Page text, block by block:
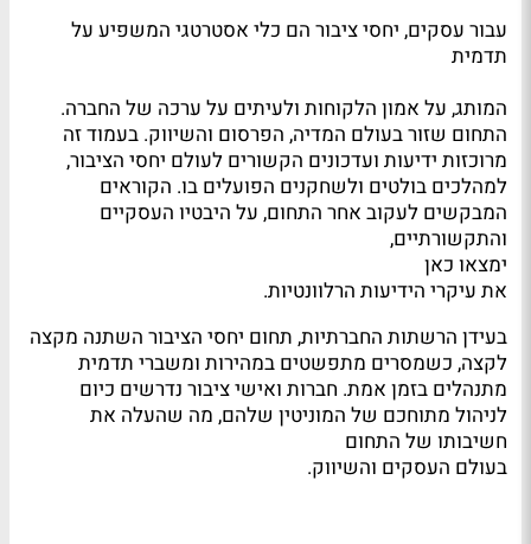
עבור עסקים, יחסי ציבור הם כלי אסטרטגי המשפיע על
תדמית
המותג, על אמון הלקוחות ולעיתים על ערכה של החברה.
התחום שזור בעולם המדיה, הפרסום והשיווק. בעמוד זה
מרוכזות ידיעות ועדכונים הקשורים לעולם יחסי הציבור,
למהלכים בולטים ולשחקנים הפועלים בו. הקוראים
המבקשים לעקוב אחר התחום, על היבטיו העסקיים
והתקשורתיים,
ימצאו כאן
את עיקרי הידיעות הרלוונטיות.
בעידן הרשתות החברתיות, תחום יחסי הציבור השתנה מקצה
לקצה, כשמסרים מתפשטים במהירות ומשברי תדמית
מתנהלים בזמן אמת. חברות ואישי ציבור נדרשים כיום
לניהול מתוחכם של המוניטין שלהם, מה שהעלה את
חשיבותו של התחום
בעולם העסקים והשיווק.